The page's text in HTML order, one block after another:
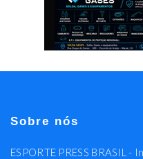
Sobre nós
ESPORTE PRESS BRASIL